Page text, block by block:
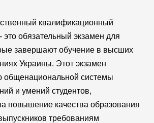
квалификационный
обязательный экзамен для
завершают обучение в высших
Украины. Этот экзамен
общенациональной системы
и умений студентов,
повышение качества образования
требованиям